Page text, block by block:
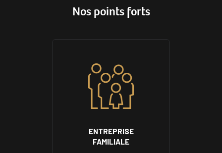
Nos points forts
ENTREPRISE
FAMILIALE